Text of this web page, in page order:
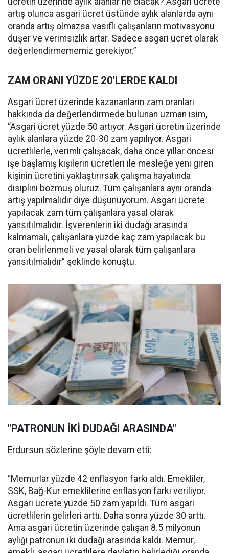
artış olunca asgari ücret üstünde aylık alanlarda aynı
oranda artış olmazsa vasıflı çalışanların motivasyonu
düşer ve verimsizlik artar. Sadece asgari ücret olarak
değerlendirmememiz gerekiyor.”
ZAM ORANI YÜZDE 20’LERDE KALDI
Asgari ücret üzerinde kazananların zam oranları
hakkında da değerlendirmede bulunan uzman isim,
“Asgari ücret yüzde 50 artıyor. Asgari ücretin üzerinde
aylık alanlara yüzde 20-30 zam yapılıyor. Asgari
ücretlilerle, verimli çalışacak, daha önce yıllar öncesi
işe başlamış kişilerin ücretleri ile mesleğe yeni giren
kişinin ücretini yaklaştırırsak çalışma hayatında
disiplini bozmuş oluruz. Tüm çalışanlara aynı oranda
artış yapılmalıdır diye düşünüyorum. Asgari ücrete
yapılacak zam tüm çalışanlara yasal olarak
yansıtılmalıdır. İşverenlerin iki dudağı arasında
kalmamalı, çalışanlara yüzde kaç zam yapılacak bu
oran belirlenmeli ve yasal olarak tüm çalışanlara
yansıtılmalıdır” şeklinde konuştu.
"PATRONUN İKİ DUDAĞI ARASINDA"
Erdursun sözlerine şöyle devam etti:
“Memurlar yüzde 42 enflasyon farkı aldı. Emekliler,
SSK, Bağ-Kur emeklilerine enflasyon farkı veriliyor.
Asgari ücrete yüzde 50 zam yapıldı. Tüm asgari
ücretlilerin gelirleri arttı. Daha sonra yüzde 30 arttı.
Ama asgari ücretin üzerinde çalışan 8.5 milyonun
aylığı patronun iki dudağı arasında kaldı. Memur,